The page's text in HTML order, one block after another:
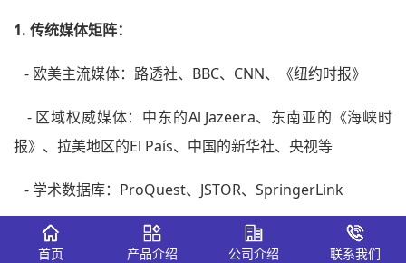
1. 传统媒体矩阵：
- 欧美主流媒体：路透社、BBC、CNN、《纽约时报》
- 区域权威媒体：中东的Al Jazeera、东南亚的《海峡时
报》、拉美地区的El País、中国的新华社、央视等
- 学术数据库：ProQuest、JSTOR、SpringerLink
- 官方渠道：联合国官网、各国政府白皮书、外交部声明
首页 产品介绍 公司介绍 联系我们